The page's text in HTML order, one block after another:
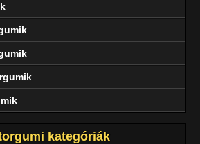
kategóriák